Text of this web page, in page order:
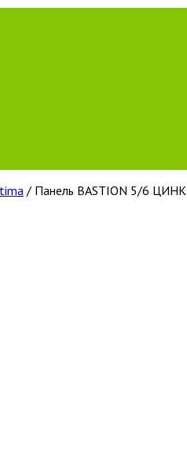
/ Панель BASTION 5/6 ЦИНК